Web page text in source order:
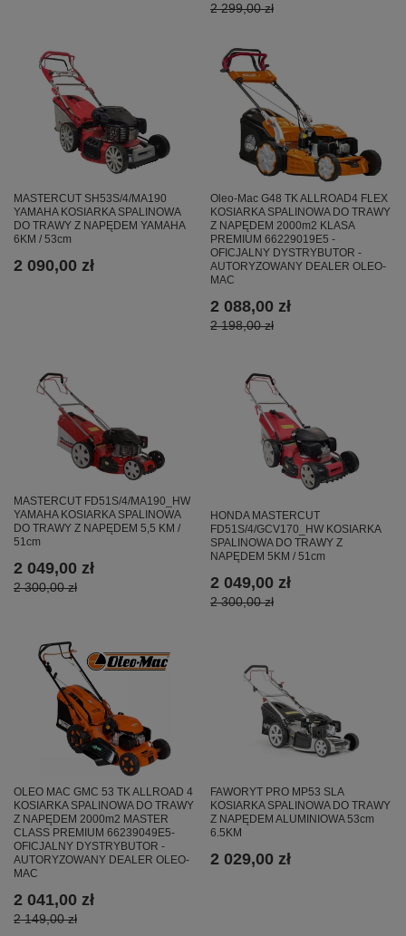
2 299,00 zł
MASTERCUT SH53S/4/MA190
YAMAHA KOSIARKA SPALINOWA
DO TRAWY Z NAPĘDEM YAMAHA
6KM / 53cm
2 090,00 zł
Oleo-Mac G48 TK ALLROAD4 FLEX
KOSIARKA SPALINOWA DO TRAWY
Z NAPĘDEM 2000m2 KLASA
PREMIUM 66229019E5 -
OFICJALNY DYSTRYBUTOR -
AUTORYZOWANY DEALER OLEO-
MAC
2 088,00 zł
2 198,00 zł
MASTERCUT FD51S/4/MA190_HW
YAMAHA KOSIARKA SPALINOWA
DO TRAWY Z NAPĘDEM 5,5 KM /
51cm
2 049,00 zł
2 300,00 zł
HONDA MASTERCUT
FD51S/4/GCV170_HW KOSIARKA
SPALINOWA DO TRAWY Z
NAPĘDEM 5KM / 51cm
2 049,00 zł
2 300,00 zł
OLEO MAC GMC 53 TK ALLROAD 4
KOSIARKA SPALINOWA DO TRAWY
Z NAPĘDEM 2000m2 MASTER
CLASS PREMIUM 66239049E5-
OFICJALNY DYSTRYBUTOR -
AUTORYZOWANY DEALER OLEO-
MAC
2 041,00 zł
2 149,00 zł
FAWORYT PRO MP53 SLA
KOSIARKA SPALINOWA DO TRAWY
Z NAPĘDEM ALUMINIOWA 53cm
6.5KM
2 029,00 zł